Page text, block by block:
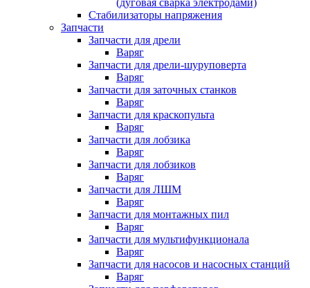
(дуговая сварка электродами)
Стабилизаторы напряжения
Запчасти
Запчасти для дрели
Варяг
Запчасти для дрели-шуруповерта
Варяг
Запчасти для заточных станков
Варяг
Запчасти для краскопульта
Варяг
Запчасти для лобзика
Варяг
Запчасти для лобзиков
Варяг
Запчасти для ЛШМ
Варяг
Запчасти для монтажных пил
Варяг
Запчасти для мультифункционала
Варяг
Запчасти для насосов и насосных станций
Варяг